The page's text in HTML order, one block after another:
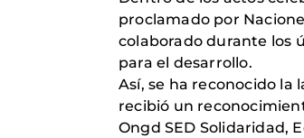
proclamado por
colaborado durante los
para el desarrollo.
Así, se ha reconocido la
recibió un
Ongd SED Solidaridad,